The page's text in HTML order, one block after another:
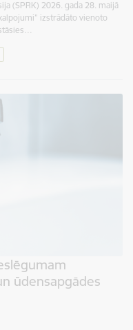
(SPRK) 2026. gada 28. maijā
izstrādāto vienoto
ūdensapgādes